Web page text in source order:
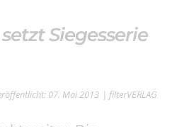
Siegesserie
07. Mai 2013 | filterVERLAG